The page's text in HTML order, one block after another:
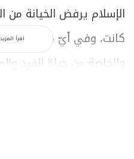
الإسلام يرفض الخيانة من
كانت، وفي أيّ موقع وجد؛
والخاصة من حياة الفرد
اقرأ المزيد